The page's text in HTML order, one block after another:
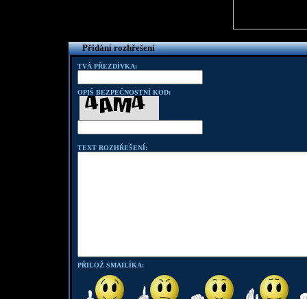
Přidání rozhřešení
TVÁ PŘEZDÍVKA:
OPIŠ BEZPEČNOSTNÍ KOD:
TEXT ROZHŘEŠENÍ:
PŘILOŽ SMAILÍKA: